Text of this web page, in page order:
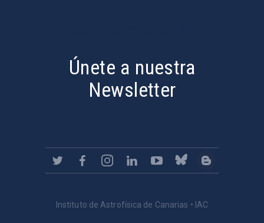
Únete a nuestra
Newsletter
Instituto de Astrofísica de Canarias • IAC